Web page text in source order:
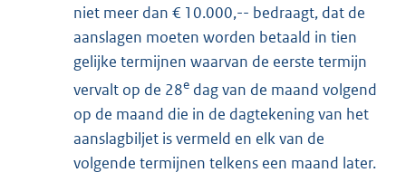
niet meer dan € 10.000,-- bedraagt, dat de
aanslagen moeten worden betaald in tien
gelijke termijnen waarvan de eerste termijn
vervalt op de 28e dag van de maand volgend
op de maand die in de dagtekening van het
aanslagbiljet is vermeld en elk van de
volgende termijnen telkens een maand later.